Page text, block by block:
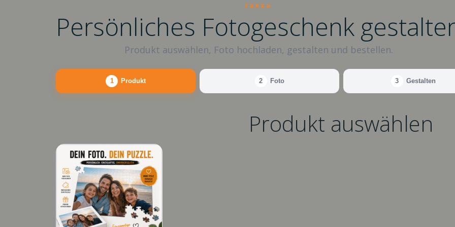
raxxa
Persönliches Fotogeschenk
Produkt auswählen, Foto hochladen, gestalten und bestellen.
1 Produkt 2 Foto 3 Gestalten
Produkt auswählen